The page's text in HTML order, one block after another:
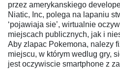
przez amerykanskiego
Niatic, Inc, polega na lapaniu
‘pojawiaja sie’, wirtualnie
miejscach publicznych, jak i
Aby zlapac Pokemona, nalezy
miejscu, w którym wedlug gry,
jest oczywiscie smartphone z